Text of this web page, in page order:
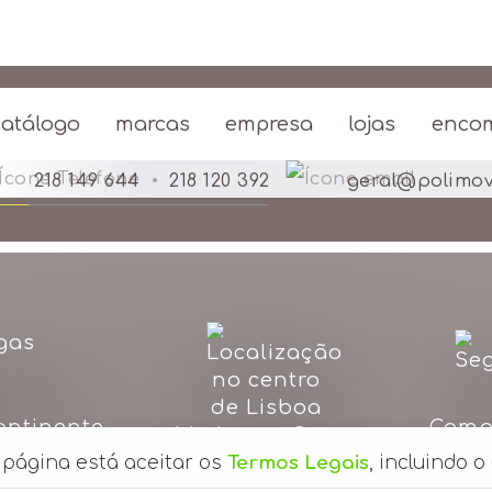
marcas empresa lojas
218 149 644 • 218 120 392
Conheço-os há mais de 20
K. – Dez. 2020
de Lisboa
está aceitar os Termos Legais, incluindo o